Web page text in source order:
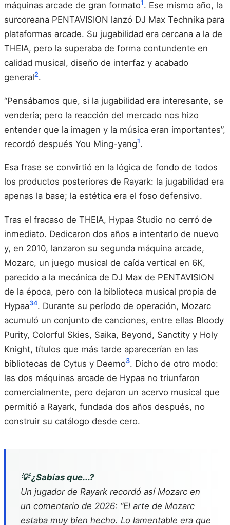
máquinas arcade de gran formato1 . Ese mismo año, la
surcoreana PENTAVISION lanzó DJ Max Technika para
plataformas arcade. Su jugabilidad era cercana a la de
THEIA, pero la superaba de forma contundente en
calidad musical, diseño de interfaz y acabado
general2.
“Pensábamos que, si la jugabilidad era interesante, se
vendería; pero la reacción del mercado nos hizo
entender que la imagen y la música eran importantes”,
recordó después You Ming-yang1.
Esa frase se convirtió en la lógica de fondo de todos
los productos posteriores de Rayark: la jugabilidad era
apenas la base; la estética era el foso defensivo.
Tras el fracaso de THEIA, Hypaa Studio no cerró de
inmediato. Dedicaron dos años a intentarlo de nuevo
y, en 2010, lanzaron su segunda máquina arcade,
Mozarc, un juego musical de caída vertical en 6K,
parecido a la mecánica de DJ Max de PENTAVISION
de la época, pero con la biblioteca musical propia de
Hypaa34. Durante su período de operación, Mozarc
acumuló un conjunto de canciones, entre ellas Bloody
Purity, Colorful Skies, Saika, Beyond, Sanctity y Holy
Knight, títulos que más tarde aparecerían en las
bibliotecas de Cytus y Deemo3. Dicho de otro modo:
las dos máquinas arcade de Hypaa no triunfaron
comercialmente, pero dejaron un acervo musical que
permitió a Rayark, fundada dos años después, no
construir su catálogo desde cero.
💡 ¿Sabías que...?
Un jugador de Rayark recordó así Mozarc en
un comentario de 2026: “El arte de Mozarc
estaba muy bien hecho. Lo lamentable era que